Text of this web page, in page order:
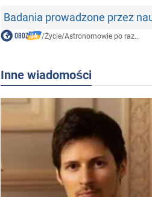
Badania prowadzone przez
/Życie/Astronomowie po raz...
Inne wiadomości